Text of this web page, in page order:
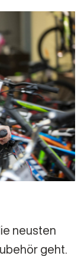
neusten
geht.